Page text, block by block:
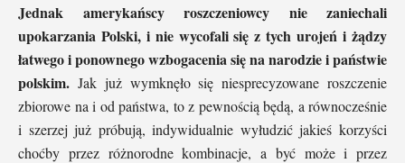
Jednak amerykańscy roszczeniowcy nie zaniechali
upokarzania Polski, i nie wycofali się z tych urojeń i żądzy
łatwego i ponownego wzbogacenia się na narodzie i państwie
polskim. Jak już wymknęło się niesprecyzowane roszczenie
zbiorowe na i od państwa, to z pewnością będą, a równocześnie
i szerzej już próbują, indywidualnie wyłudzić jakieś korzyści
choćby przez różnorodne kombinacje, a być może i przez